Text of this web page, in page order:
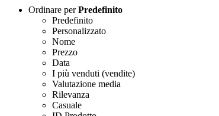
Ordinare perPredefinito
Predefinito
Personalizzato
Nome
Prezzo
Data
I più venduti (vendite)
Valutazione media
Rilevanza
Casuale